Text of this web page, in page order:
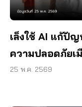
เล็งใช้ AI แก้ปั
ความปลอดภัยเ
25 พ.ค. 2569